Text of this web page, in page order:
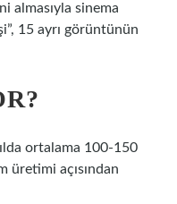
almasıyla sinema
15 ayrı görüntünün
ortalama 100-150
açısından